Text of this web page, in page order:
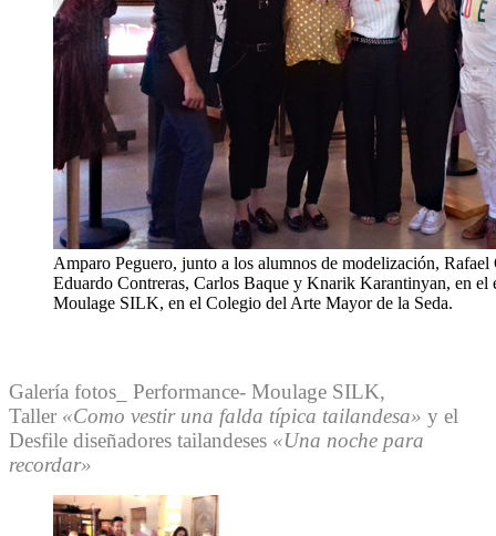
Amparo Peguero, junto a los alumnos de modelización,
Eduardo Contreras, Carlos Baque y Knarik Karantinyan, en el
Moulage SILK, en el Colegio del Arte Mayor de la Seda.
Galería fotos_ Performance- Moulage SILK,
Taller «Como vestir una falda típica tailandesa» y el
Desfile diseñadores tailandeses «Una noche para
recordar»